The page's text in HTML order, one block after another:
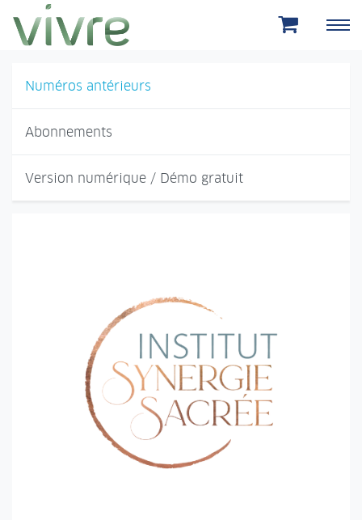
Aller au menu principal
Aller au contenu principal
Numéros antérieurs
Abonnements
Version numérique / Démo gratuit